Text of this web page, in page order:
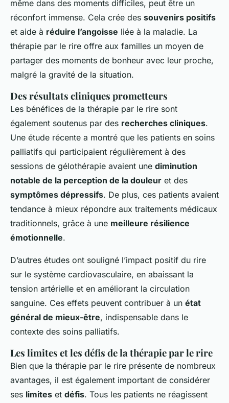
même dans des moments difficiles, peut être un
réconfort immense. Cela crée des souvenirs positifs
et aide à réduire l’angoisse liée à la maladie. La
thérapie par le rire offre aux familles un moyen de
partager des moments de bonheur avec leur proche,
malgré la gravité de la situation.
Des résultats cliniques prometteurs
Les bénéfices de la thérapie par le rire sont
également soutenus par des recherches cliniques.
Une étude récente a montré que les patients en soins
palliatifs qui participaient régulièrement à des
sessions de gélothérapie avaient une diminution
notable de la perception de la douleur et des
symptômes dépressifs. De plus, ces patients avaient
tendance à mieux répondre aux traitements médicaux
traditionnels, grâce à une meilleure résilience
émotionnelle.
D’autres études ont souligné l’impact positif du rire
sur le système cardiovasculaire, en abaissant la
tension artérielle et en améliorant la circulation
sanguine. Ces effets peuvent contribuer à un état
général de mieux-être, indispensable dans le
contexte des soins palliatifs.
Les limites et les défis de la thérapie par le rire
Bien que la thérapie par le rire présente de nombreux
avantages, il est également important de considérer
ses limites et défis. Tous les patients ne réagissent